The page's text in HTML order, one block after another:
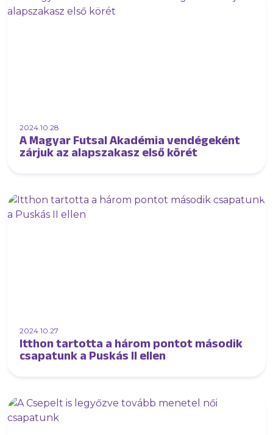
2024.10.28
A Magyar Futsal Akadémia vendégeként
zárjuk az alapszakasz első körét
2024.10.27
Itthon tartotta a három pontot második
csapatunk a Puskás II ellen